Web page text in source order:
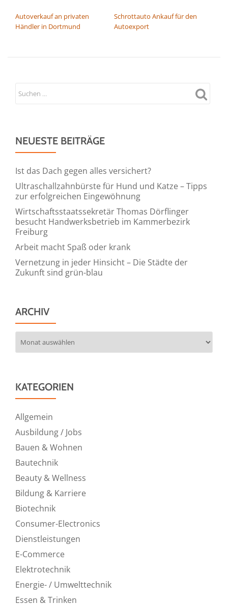
Autoverkauf an privaten
Händler in Dortmund
Schrottauto Ankauf für den
Autoexport
NEUESTE BEITRÄGE
Ist das Dach gegen alles versichert?
Ultraschallzahnbürste für Hund und Katze – Tipps
zur erfolgreichen Eingewöhnung
Wirtschaftsstaatssekretär Thomas Dörflinger
besucht Handwerksbetrieb im Kammerbezirk
Freiburg
Arbeit macht Spaß oder krank
Vernetzung in jeder Hinsicht – Die Städte der
Zukunft sind grün-blau
ARCHIV
KATEGORIEN
Allgemein
Ausbildung / Jobs
Bauen & Wohnen
Bautechnik
Beauty & Wellness
Bildung & Karriere
Biotechnik
Consumer-Electronics
Dienstleistungen
E-Commerce
Elektrotechnik
Energie- / Umwelttechnik
Essen & Trinken